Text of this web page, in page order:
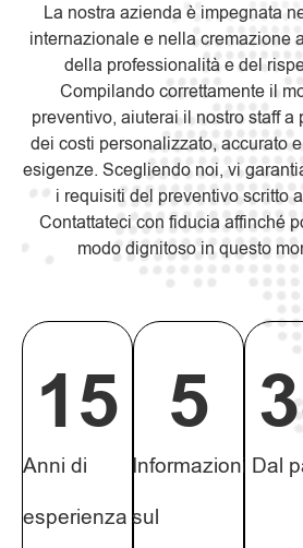
La nostra azienda è impegnata
internazionale e nella cremazione
della professionalità e del
Compilando correttamente il
preventivo, aiuterai il nostro staff
dei costi personalizzato, accurato
esigenze. Scegliendo noi, vi
i requisiti del preventivo scritto
Contattateci con fiducia affinché
modo dignitoso in questo
Anni di
esperienza
15
Informazioni
sul
5
Dal